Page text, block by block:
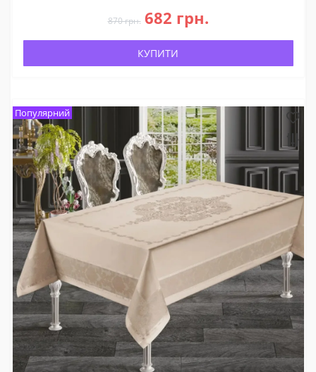
×
Оберіть мову
870 грн. 682 грн.
КУПИТИ
Популярний